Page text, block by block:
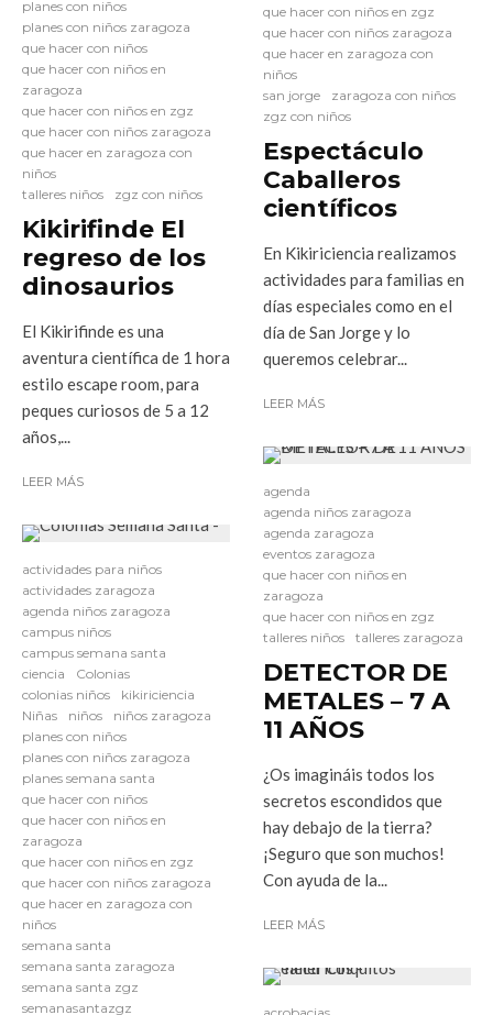
planes con niños
planes con niños zaragoza
que hacer con niños
que hacer con niños en
zaragoza
que hacer con niños en zgz
que hacer con niños zaragoza
que hacer en zaragoza con
niños
talleres niños
zgz con niños
Kikirifinde El
regreso de los
dinosaurios
El Kikirifinde es una
aventura científica de 1 hora
estilo escape room, para
peques curiosos de 5 a 12
años,...
LEER MÁS
actividades para niños
actividades zaragoza
agenda niños zaragoza
campus niños
campus semana santa
ciencia
Colonias
colonias niños
kikiriciencia
Niñas
niños
niños zaragoza
planes con niños
planes con niños zaragoza
planes semana santa
que hacer con niños
que hacer con niños en
zaragoza
que hacer con niños en zgz
que hacer con niños zaragoza
que hacer en zaragoza con
niños
semana santa
semana santa zaragoza
semana santa zgz
semanasantazgz
que hacer con niños en zgz
que hacer con niños zaragoza
que hacer en zaragoza con
niños
san jorge
zaragoza con niños
zgz con niños
Espectáculo
Caballeros
científicos
En Kikiriciencia realizamos
actividades para familias en
días especiales como en el
día de San Jorge y lo
queremos celebrar...
LEER MÁS
agenda
agenda niños zaragoza
agenda zaragoza
eventos zaragoza
que hacer con niños en
zaragoza
que hacer con niños en zgz
talleres niños
talleres zaragoza
DETECTOR DE
METALES – 7 A
11 AÑOS
¿Os imagináis todos los
secretos escondidos que
hay debajo de la tierra?
¡Seguro que son muchos!
Con ayuda de la...
LEER MÁS